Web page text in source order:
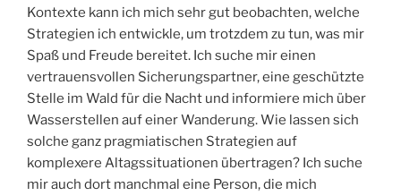
Kontexte kann ich mich sehr gut beobachten, welche
Strategien ich entwickle, um trotzdem zu tun, was mir
Spaß und Freude bereitet. Ich suche mir einen
vertrauensvollen Sicherungspartner, eine geschützte
Stelle im Wald für die Nacht und informiere mich über
Wasserstellen auf einer Wanderung. Wie lassen sich
solche ganz pragmiatischen Strategien auf
komplexere Altagssituationen übertragen? Ich suche
mir auch dort manchmal eine Person, die mich